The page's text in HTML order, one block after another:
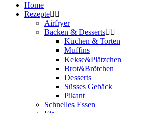
Home
Rezepte
Airfryer
Backen & Desserts
Kuchen & Torten
Muffins
Kekse&Plätzchen
Brot&Brötchen
Desserts
Süsses Gebäck
Pikant
Schnelles Essen